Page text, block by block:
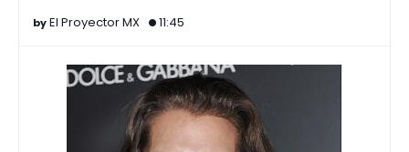
El Proyector MX 11:45